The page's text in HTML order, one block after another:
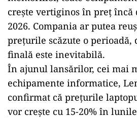
crește vertiginos în preț încă
2026. Compania ar putea
prețurile scăzute o perioadă,
finală este inevitabilă.
În ajunul lansărilor, cei mai
echipamente informatice,
confirmat că prețurile
vor crește cu 15-20% în